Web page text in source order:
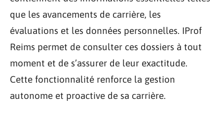
que les avancements de carrière, les
évaluations et les données personnelles. IProf
Reims permet de consulter ces dossiers à tout
moment et de s’assurer de leur exactitude.
Cette fonctionnalité renforce la gestion
autonome et proactive de sa carrière.